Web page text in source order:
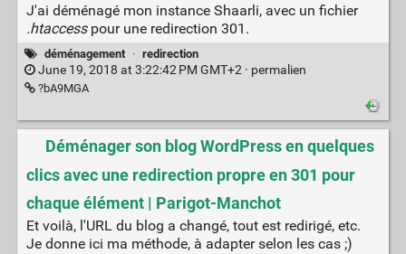
J'ai déménagé mon instance Shaarli, avec un fichier
.htaccesspour une redirection 301.
déménagement · redirection
June 19, 2018 at 3:22:42 PM GMT+2 · permalien
?bA9MGA
Déménager son blog WordPress en quelques
clics avec une redirection propre en 301 pour
chaque élément | Parigot-Manchot
Et voilà, l'URL du blog a changé, tout est redirigé, etc.
Je donne ici ma méthode, à adapter selon les cas ;)